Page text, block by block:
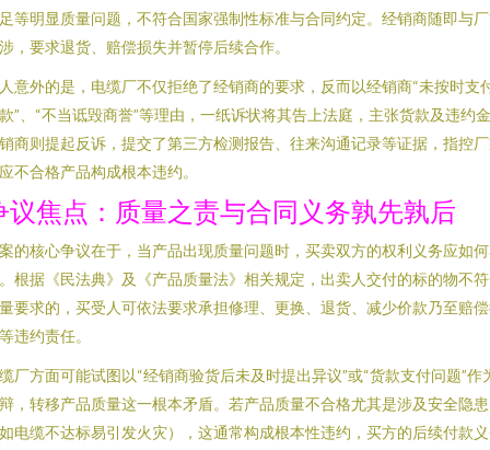
等明显质量问题，不符合国家强制性标准与合同约定。经销商随即与
，要求退货、赔偿损失并暂停后续合作。
意外的是，电缆厂不仅拒绝了经销商的要求，反而以经销商“未按时支
”、“不当诋毁商誉”等理由，一纸诉状将其告上法庭，主张货款及违约
商则提起反诉，提交了第三方检测报告、往来沟通记录等证据，指控
不合格产品构成根本违约。
议焦点：质量之责与合同义务孰先孰后
的核心争议在于，当产品出现质量问题时，买卖双方的权利义务应如
根据《民法典》及《产品质量法》相关规定，出卖人交付的标的物不
要求的，买受人可依法要求承担修理、更换、退货、减少价款乃至赔
违约责任。
厂方面可能试图以“经销商验货后未及时提出异议”或“货款支付问题”作
，转移产品质量这一根本矛盾。若产品质量不合格尤其是涉及安全隐患
电缆不达标易引发火灾），这通常构成根本性违约，买方的后续付款